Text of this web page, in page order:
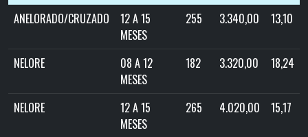
ANELORADO/CRUZADO
12 A 15
MESES
255 3.340,00 13,10
NELORE
08 A 12
MESES
182 3.320,00 18,24
NELORE
12 A 15
MESES
265 4.020,00 15,17